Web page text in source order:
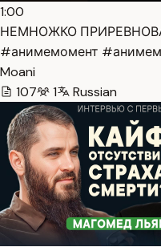
1:00
НЕМНОЖКО
#анимемомент
Moani
107
1 Russian